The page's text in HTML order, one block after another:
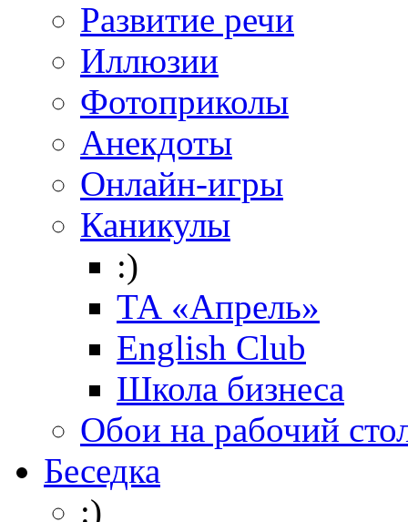
Развитие речи
Иллюзии
Фотоприколы
Анекдоты
Онлайн-игры
Каникулы
:)
ТА «Апрель»
English Club
Школа бизнеса
Обои на рабочий
Беседка
:)